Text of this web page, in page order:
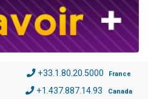
+33.1.80.20.5000 France
+1.437.887.14.93 Canada